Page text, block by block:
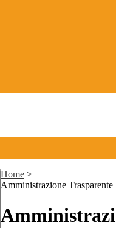
Home >
Amministrazione Trasparente